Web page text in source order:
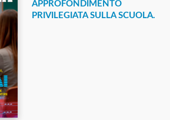
APPROFONDIMENTO
PRIVILEGIATA SULLA SCUOLA.